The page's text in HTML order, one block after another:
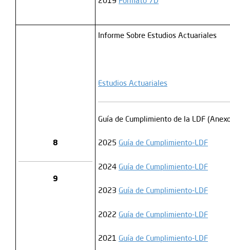
8
9
Informe Sobre Estudios Actuariales
Estudios Actuariales
Guía de Cumplimiento de la LDF
2025 Guía de Cumplimiento-LDF
2024 Guía de Cumplimiento-LDF
2023 Guía de Cumplimiento-LDF
2022 Guía de Cumplimiento-LDF
2021 Guía de Cumplimiento-LDF